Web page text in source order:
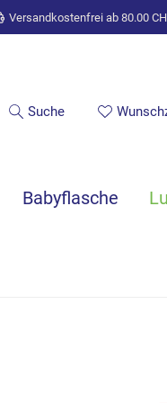
Versandkostenfrei ab 80.00
Suche
Babyflasche